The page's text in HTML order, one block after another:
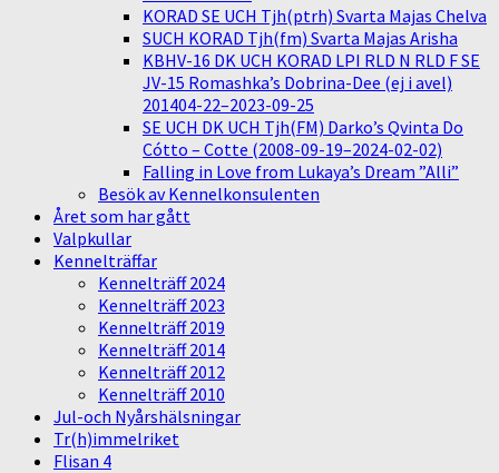
KORAD SE UCH Tjh(ptrh) Svarta Majas Chelva
SUCH KORAD Tjh(fm) Svarta Majas Arisha
KBHV-16 DK UCH KORAD LPI RLD N RLD F SE
JV-15 Romashka’s Dobrina-Dee (ej i avel)
201404-22–2023-09-25
SE UCH DK UCH Tjh(FM) Darko’s Qvinta Do
Cótto – Cotte (2008-09-19–2024-02-02)
Falling in Love from Lukaya’s Dream ”Alli”
Besök av Kennelkonsulenten
Året som har gått
Valpkullar
Kennelträffar
Kennelträff 2024
Kennelträff 2023
Kennelträff 2019
Kennelträff 2014
Kennelträff 2012
Kennelträff 2010
Jul-och Nyårshälsningar
Tr(h)immelriket
Flisan 4